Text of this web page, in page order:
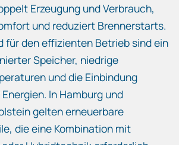
Erzeugung und Verbrauch,
und reduziert Brennerstarts.
für den effizienten Betrieb sind ein
Speicher, niedrige
und die Einbindung
In Hamburg und
gelten erneuerbare
die eine Kombination mit